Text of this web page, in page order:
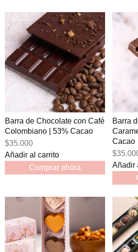
Barra de Chocolate con Café
Colombiano | 53% Cacao
$35.000
Añadir al carrito
Comprar ahora
Barra
Cacao
Añadir